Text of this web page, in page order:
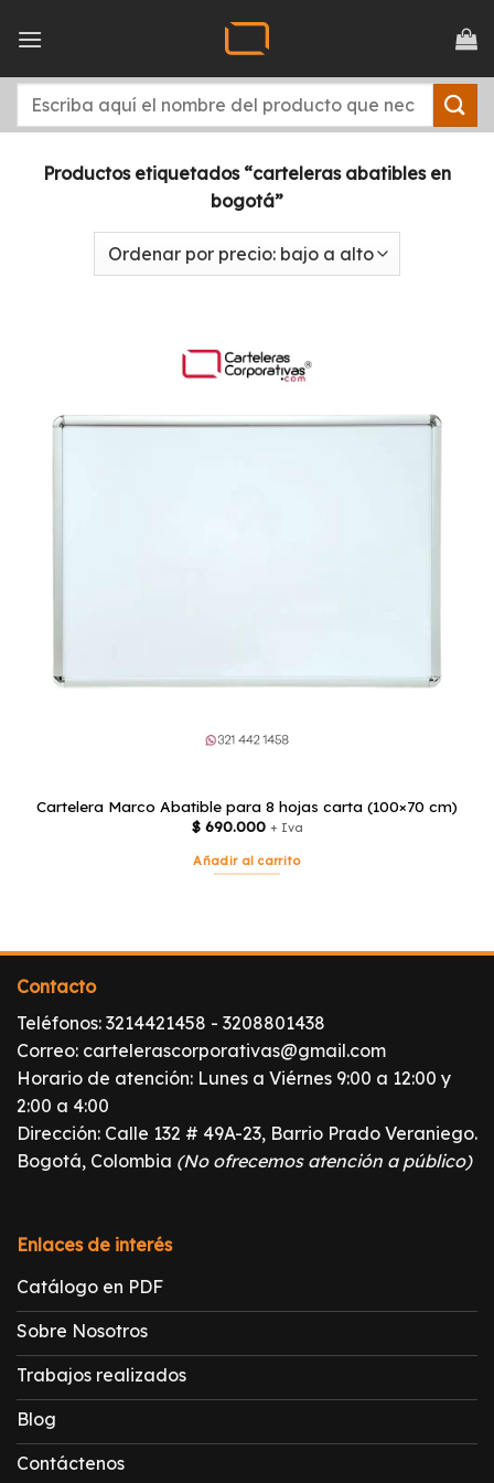
Buscar
Productos etiquetados “carteleras abatibles en
bogotá”
Cartelera Marco Abatible para 8 hojas carta (100×70 cm)
$690.000 + Iva
Añadir al carrito
Contacto
Teléfonos: 3214421458 - 3208801438
Correo: cartelerascorporativas@gmail.com
Horario de atención: Lunes a Viérnes 9:00 a 12:00 y
2:00 a 4:00
Dirección: Calle 132 # 49A-23, Barrio Prado Veraniego.
Bogotá, Colombia (No ofrecemos atención a público)
Enlaces de interés
Catálogo en PDF
Sobre Nosotros
Trabajos realizados
Blog
Contáctenos